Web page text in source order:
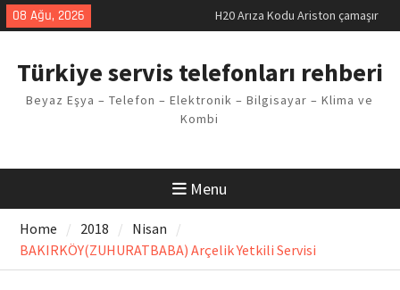
Skip
to
08 Ağu, 2026
H20 Arıza Kodu Ariston çamaşır
makinesi Sorunu
Arçelik buzdolabı F5 Hatası
Vaillant çamaşır makinesi E03
Arıza Kodu
Türkiye servis telefonları rehberi
Beyaz Eşya – Telefon – Elektronik – Bilgisayar – Klima ve
Kombi
Menu
Home 2018
Nisan
BAKIRKÖY(ZUHURATBABA) Arçelik Yetkili Servisi